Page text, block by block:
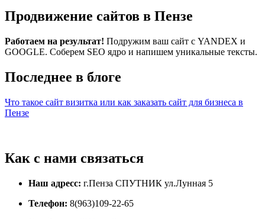
Продвижение сайтов в Пензе
Работаем на результат! Подружим ваш сайт с YANDEX и
GOOGLE. Соберем SEO ядро и напишем уникальные тексты.
Последнее в блоге
Что такое сайт визитка или как заказать сайт для бизнеса в
Пензе
Как с нами связаться
Наш адресс: г.Пенза СПУТНИК ул.Лунная 5
Телефон: 8(963)109-22-65